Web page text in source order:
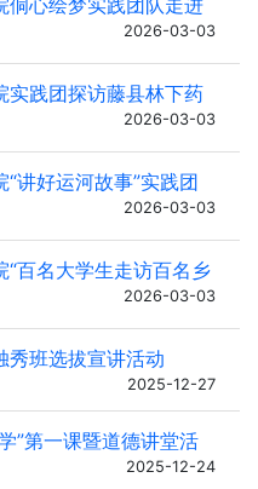
侗心绘梦实践团队走进
2026-03-03
实践团探访藤县林下药
2026-03-03
“讲好运河故事”实践团
2026-03-03
“百名大学生走访百名乡
2026-03-03
秀班选拔宣讲活动
2025-12-27
”第一课暨道德讲堂活
2025-12-24